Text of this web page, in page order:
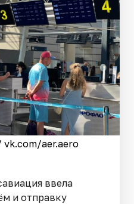
vk.com/aer.aero
ввела
и отправку